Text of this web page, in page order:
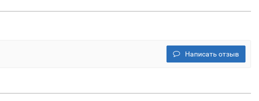
Написать отзыв